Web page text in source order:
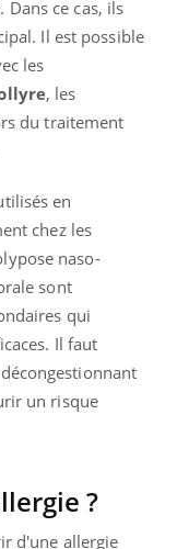
Dans ce cas, ils
Il est possible
les
, les
du traitement
en
chez les
naso-
sont
qui
Il faut
décongestionnant
un risque
?
d'une allergie